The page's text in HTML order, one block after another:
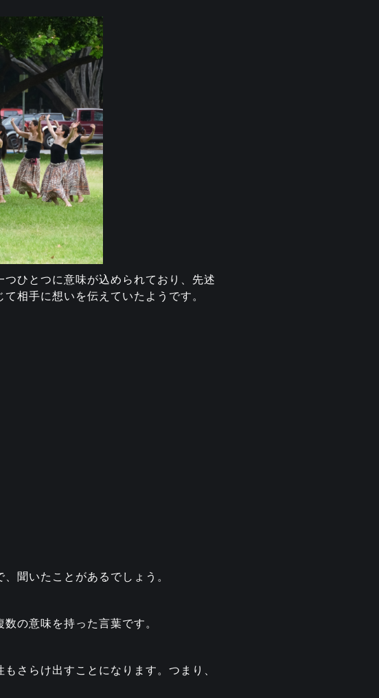
ひとつに意味が込められており、先述
相手に想いを伝えていたようです。
聞いたことがあるでしょう。
の意味を持った言葉です。
さらけ出すことになります。つまり、